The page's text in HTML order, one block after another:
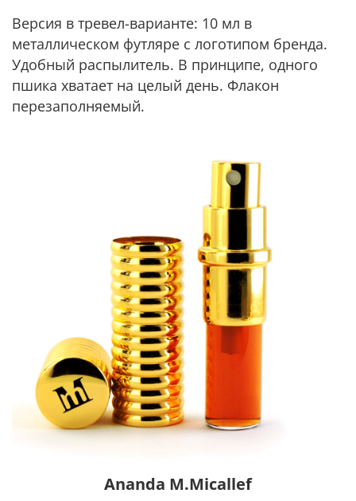
Версия в тревел-варианте: 10 мл в
металлическом футляре с логотипом бренда.
Удобный распылитель. В принципе, одного
пшика хватает на целый день. Флакон
перезаполняемый.
Ananda M.Micallef